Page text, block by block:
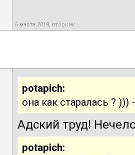
6 марта 2018, вторник
potapich:
она как старалась ?
Адский труд!
potapich: